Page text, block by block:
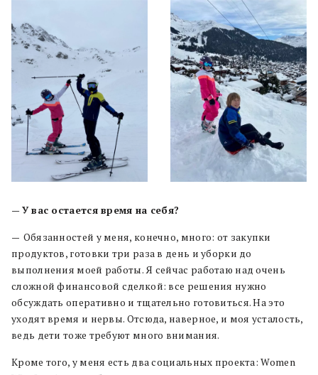
—У вас остается время на себя?
— Обязанностей у меня, конечно, много: от закупки
продуктов, готовки три раза в день и уборки до
выполнения моей работы. Я сейчас работаю над очень
сложной финансовой сделкой: все решения нужно
обсуждать оперативно и тщательно готовиться. На это
уходят время и нервы. Отсюда, наверное, и моя усталость,
ведь дети тоже требуют много внимания.
Кроме того, у меня есть два социальных проекта: Women